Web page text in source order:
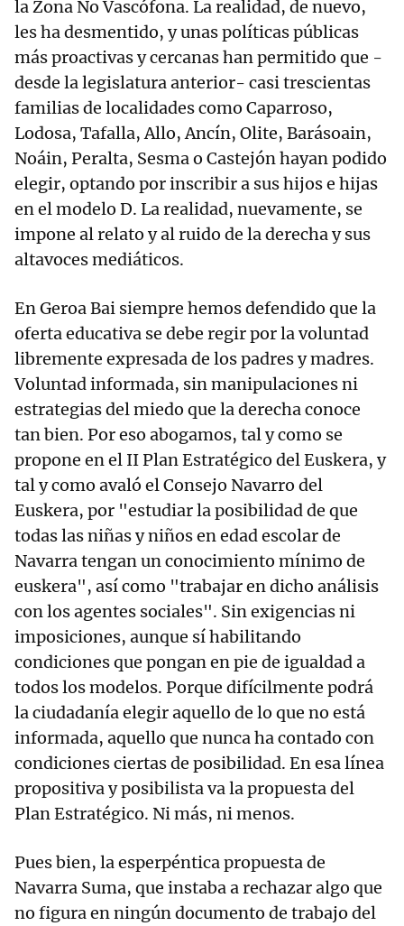
la Zona No Vascófona. La realidad, de nuevo,
les ha desmentido, y unas políticas públicas
más proactivas y cercanas han permitido que -
desde la legislatura anterior- casi trescientas
familias de localidades como Caparroso,
Lodosa, Tafalla, Allo, Ancín, Olite, Barásoain,
Noáin, Peralta, Sesma o Castejón hayan podido
elegir, optando por inscribir a sus hijos e hijas
en el modelo D. La realidad, nuevamente, se
impone al relato y al ruido de la derecha y sus
altavoces mediáticos.
En Geroa Bai siempre hemos defendido que la
oferta educativa se debe regir por la voluntad
libremente expresada de los padres y madres.
Voluntad informada, sin manipulaciones ni
estrategias del miedo que la derecha conoce
tan bien. Por eso abogamos, tal y como se
propone en el II Plan Estratégico del Euskera, y
tal y como avaló el Consejo Navarro del
Euskera, por "estudiar la posibilidad de que
todas las niñas y niños en edad escolar de
Navarra tengan un conocimiento mínimo de
euskera", así como "trabajar en dicho análisis
con los agentes sociales". Sin exigencias ni
imposiciones, aunque sí habilitando
condiciones que pongan en pie de igualdad a
todos los modelos. Porque difícilmente podrá
la ciudadanía elegir aquello de lo que no está
informada, aquello que nunca ha contado con
condiciones ciertas de posibilidad. En esa línea
propositiva y posibilista va la propuesta del
Plan Estratégico. Ni más, ni menos.
Pues bien, la esperpéntica propuesta de
Navarra Suma, que instaba a rechazar algo que
no figura en ningún documento de trabajo del